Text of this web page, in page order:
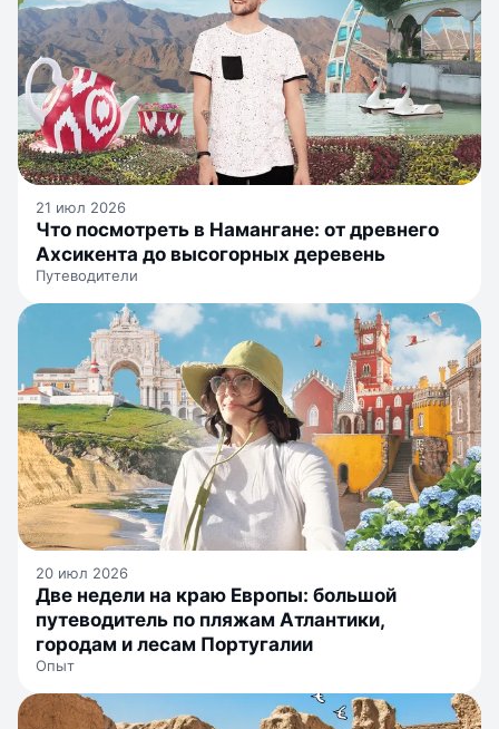
21 июл 2026
Что посмотреть в Намангане: от древнего
Ахсикента до высогорных деревень
Путеводители
20 июл 2026
Две недели на краю Европы: большой
путеводитель по пляжам Атлантики,
городам и лесам Португалии
Опыт